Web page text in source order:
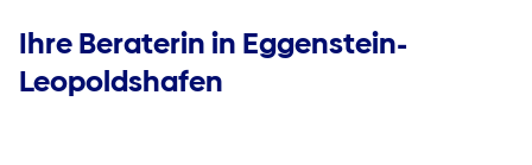
Ihre Beraterin in Eggenstein-
Leopoldshafen